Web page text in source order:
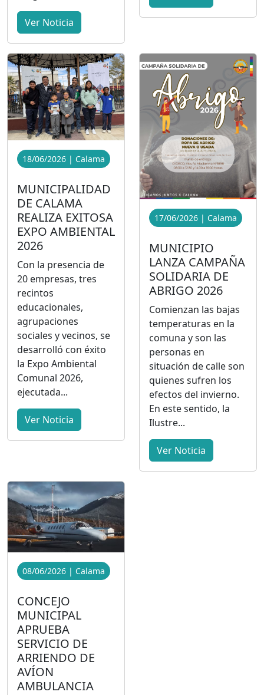
Ver Noticia
18/06/2026 | Calama
MUNICIPALIDAD
DE CALAMA
REALIZA EXITOSA
EXPO AMBIENTAL
2026
Con la presencia de
20 empresas, tres
recintos
educacionales,
agrupaciones
sociales y vecinos, se
desarrolló con éxito
la Expo Ambiental
Comunal 2026,
ejecutada...
Ver Noticia
17/06/2026 | Calama
MUNICIPIO
LANZA CAMPAÑA
SOLIDARIA DE
ABRIGO 2026
Comienzan las bajas
temperaturas en la
comuna y son las
personas en
situación de calle son
quienes sufren los
efectos del invierno.
En este sentido, la
Ilustre...
Ver Noticia
08/06/2026 | Calama
CONCEJO
MUNICIPAL
APRUEBA
SERVICIO DE
ARRIENDO DE
AVÍON
AMBULANCIA